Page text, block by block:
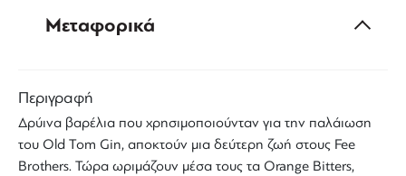
Μεταφορικά
Περιγραφή
Δρύινα βαρέλια που χρησιμοποιούνταν για την παλάιωση
του Old Tom Gin, αποκτούν μια δεύτερη ζωή στους Fee
Brothers. Τώρα ωριμάζουν μέσα τους τα Orange Bitters,